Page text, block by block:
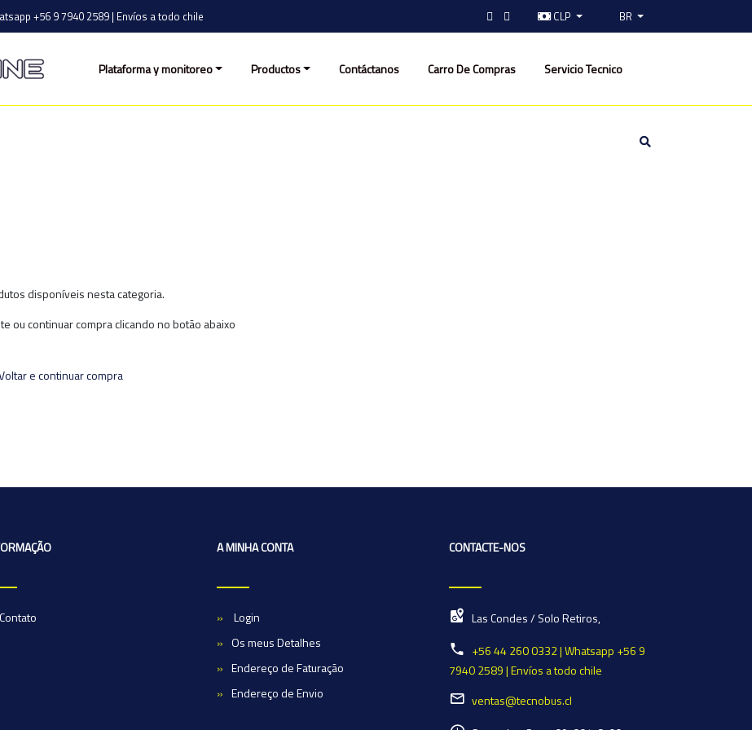
+56 9 7940 2589 | Envíos a todo chile CLP BR
Plataforma y monitoreo Productos Contáctanos Carro De Compras Servicio Tecnico
disponíveis nesta categoria.
ou continuar compra clicando no botão abaixo
e continuar compra
Contato
A MINHA CONTA
Login
Os meus Detalhes
Endereço de Faturação
Endereço de Envio
CONTACTE-NOS
Las Condes / Solo Retiros,
+56 44 260 0332 | Whatsapp +56 9
7940 2589 | Envíos a todo chile
ventas@tecnobus.cl